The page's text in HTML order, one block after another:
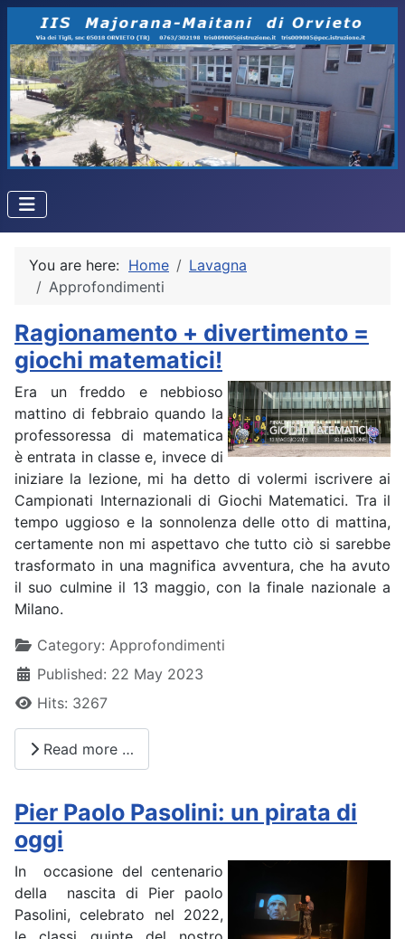
You are here: Home
Lavagna
Approfondimenti
Ragionamento + divertimento =
giochi matematici!
Era un freddo e nebbioso
mattino di febbraio quando la
professoressa di matematica
è entrata in classe e, invece di
iniziare la lezione, mi ha detto di volermi iscrivere ai
Campionati Internazionali di Giochi Matematici. Tra il
tempo uggioso e la sonnolenza delle otto di mattina,
certamente non mi aspettavo che tutto ciò si sarebbe
trasformato in una magnifica avventura, che ha avuto
il suo culmine il 13 maggio, con la finale nazionale a
Milano.
DetailsCategory: Approfondimenti
Published: 22 May 2023
Hits: 3267
Read more …
Pier Paolo Pasolini: un pirata di
oggi
In occasione del centenario
della nascita di Pier paolo
Pasolini, celebrato nel 2022,